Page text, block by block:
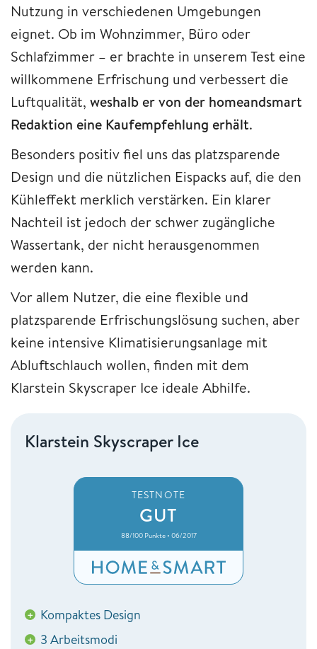
Nutzung in verschiedenen Umgebungen
eignet. Ob im Wohnzimmer, Büro oder
Schlafzimmer – er brachte in unserem Test eine
willkommene Erfrischung und verbessert die
Luftqualität, weshalb er von der homeandsmart
Redaktion eine Kaufempfehlung erhält.
Besonders positiv fiel uns das platzsparende
Design und die nützlichen Eispacks auf, die den
Kühleffekt merklich verstärken. Ein klarer
Nachteil ist jedoch der schwer zugängliche
Wassertank, der nicht herausgenommen
werden kann.
Vor allem Nutzer, die eine flexible und
platzsparende Erfrischungslösung suchen, aber
keine intensive Klimatisierungsanlage mit
Abluftschlauch wollen, finden mit dem
Klarstein Skyscraper Ice ideale Abhilfe.
Klarstein Skyscraper Ice
TESTNOTE
GUT
88/100 Punkte • 06/2017
+ Kompaktes Design
+ 3 Arbeitsmodi